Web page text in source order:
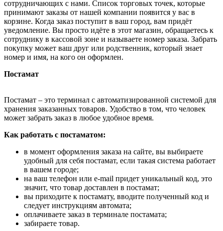
сотрудничающих с нами. Список торговых точек, которые
принимают заказы от нашей компании появится у вас в
корзине. Когда заказ поступит в ваш город, вам придёт
уведомление. Вы просто идёте в этот магазин, обращаетесь к
сотруднику в кассовой зоне и называете номер заказа. Забрать
покупку может ваш друг или родственник, который знает
номер и имя, на кого он оформлен.
Постамат
Постамат – это терминал с автоматизированной системой для
хранения заказанных товаров. Удобство в том, что человек
может забрать заказ в любое удобное время.
Как работать с постаматом:
в момент оформления заказа на сайте, вы выбираете
удобный для себя постамат, если такая система работает
в вашем городе;
на ваш телефон или e-mail придет уникальный код, это
значит, что товар доставлен в постамат;
вы приходите к постамату, вводите полученный код и
следует инструкциям автомата;
оплачиваете заказ в терминале постамата;
забираете товар.